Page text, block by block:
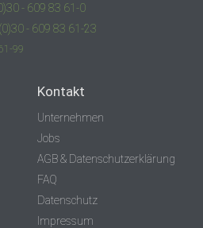
- 609 83 61-0
- 609 83 61-23
99
Kontakt
Unternehmen
Jobs
AGB & Datenschutzerklärung
FAQ
Datenschutz
Impressum